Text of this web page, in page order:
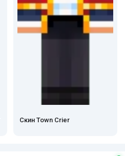
Скин Town Crier